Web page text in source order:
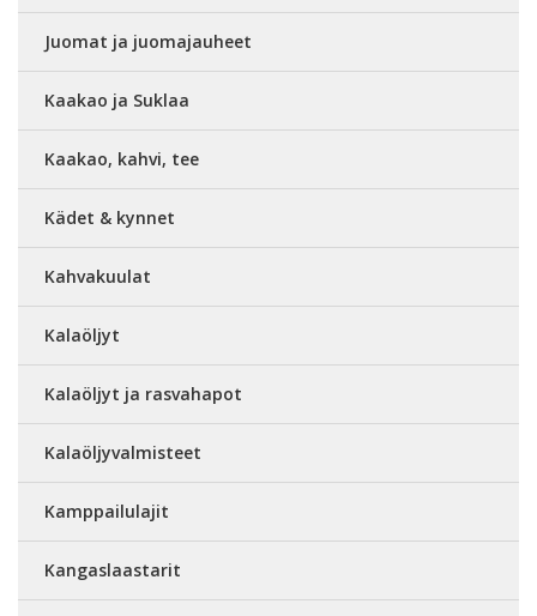
Juomat ja juomajauheet
Kaakao ja Suklaa
Kaakao, kahvi, tee
Kädet & kynnet
Kahvakuulat
Kalaöljyt
Kalaöljyt ja rasvahapot
Kalaöljyvalmisteet
Kamppailulajit
Kangaslaastarit